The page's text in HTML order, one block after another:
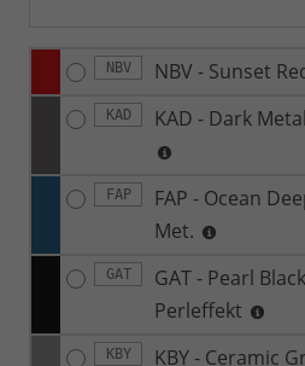
NBV NBV - Sunset
KAD KAD - Dark
FAP
FAP - Ocean
Met.
GAT
GAT - Pearl
Perleffekt
KBY
KBY - Ceramic